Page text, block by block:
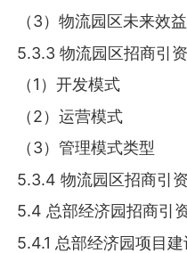
（3）物流园区未来效益
5.3.3 物流园区招商引
（1）开发模式
（2）运营模式
（3）管理模式类型
5.3.4 物流园区招商引
5.4 总部经济园招商引
5.4.1 总部经济园项目